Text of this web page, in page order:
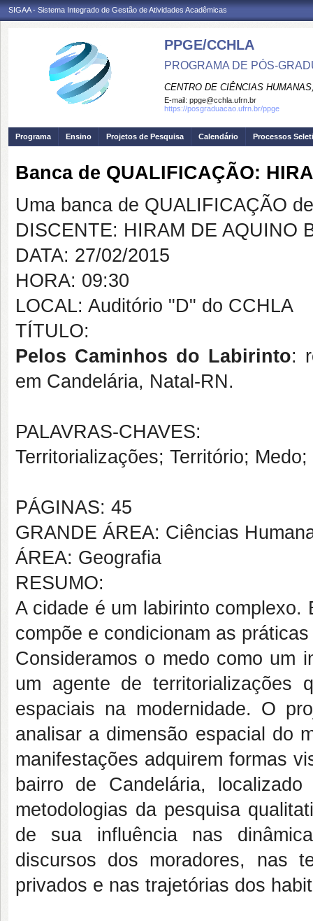
SIGAA - Sistema Integrado de Gestão de Atividades Acadêmicas
PPGE/CCHLA
PROGRAMA DE PÓS-
CENTRO DE CIÊNCIAS
E-mail: ppge@cchla.ufrn.br
https://posgraduacao.ufrn.br/ppge
Programa Ensino Projetos de Pesquisa Calendário Processos
Banca de QUALIFICAÇÃO:
Uma banca de QUALIFICAÇÃO
DISCENTE: HIRAM DE AQUINO
DATA: 27/02/2015
HORA: 09:30
LOCAL: Auditório "D" do CCHLA
TÍTULO:
Pelos Caminhos do Labirinto:
em Candelária, Natal-RN.
PALAVRAS-CHAVES:
Territorializações; Território;
PÁGINAS: 45
GRANDE ÁREA: Ciências
ÁREA: Geografia
RESUMO:
A cidade é um labirinto
compõe e condicionam as
Consideramos o medo como um
um agente de territorializações
espaciais na modernidade. O
analisar a dimensão espacial do
manifestações adquirem formas
bairro de Candelária,
metodologias da pesquisa
de sua influência nas
discursos dos moradores, nas
privados e nas trajetórias dos